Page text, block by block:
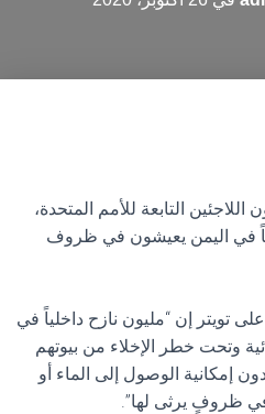
التابعة للأمم المتحدة،
في اليمن يعيشون في ظروف
تويتر إن “مليون نازح داخلياً في
وتحت خطر الإخلاء من بيوتهم
إمكانية الوصول إلى الماء أو
في ظروفٍ يرثى لها”.